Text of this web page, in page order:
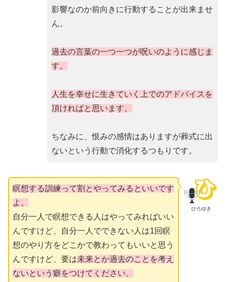
影響なのか前向きに行動することが出来ませ
ん。
過去の言葉の一つ一つが呪いのように感じま
す。
人生を幸せに生きていく上でのアドバイスを
頂ければと思います。
ちなみに、恨みの感情はありますが葬式に出
ないという行動で消化するつもりです。
ひろゆき
瞑想する訓練って割とやってみるといいです
よ。
自分一人で瞑想できる人はやってみればいい
んですけど、自分一人でできない人は1回瞑
想のやり方をどこかで教わってもいいと思う
んですけど、要は未来とか過去のことを考え
ないという癖をつけてください。